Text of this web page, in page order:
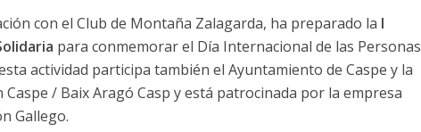
con el Club de Montaña Zalagarda, ha preparado la I
para conmemorar el Día Internacional de las Personas
actividad participa también el Ayuntamiento de Caspe y la
Caspe / Baix Aragó Casp y está patrocinada por la empresa
Gallego.